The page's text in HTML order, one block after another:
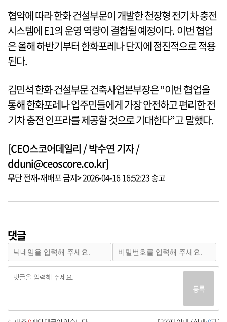
협약에 따라 한화 건설부문이 개발한 천장형 전기차 충전
시스템에 E1의 운영 역량이 결합될 예정이다. 이번 협업
은 올해 하반기부터 한화포레나 단지에 점진적으로 적용
된다.
김민석 한화 건설부문 건축사업본부장은 “이번 협업을
통해 한화포레나 입주민들에게 가장 안전하고 편리한 전
기차 충전 인프라를 제공할 것으로 기대한다”고 말했다.
[CEO스코어데일리 / 박수연 기자 /
dduni@ceoscore.co.kr]
무단 전재-재배포 금지> 2026-04-16 16:52:23 송고
댓글
등록